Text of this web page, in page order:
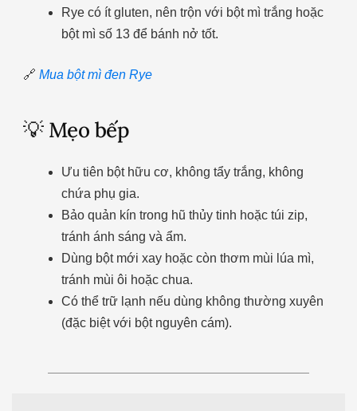
Rye có ít gluten, nên trộn với bột mì trắng hoặc
bột mì số 13 để bánh nở tốt.
🔗 Mua bột mì đen Rye
💡 Mẹo bếp
Ưu tiên bột hữu cơ, không tẩy trắng, không
chứa phụ gia.
Bảo quản kín trong hũ thủy tinh hoặc túi zip,
tránh ánh sáng và ẩm.
Dùng bột mới xay hoặc còn thơm mùi lúa mì,
tránh mùi ôi hoặc chua.
Có thể trữ lạnh nếu dùng không thường xuyên
(đặc biệt với bột nguyên cám).